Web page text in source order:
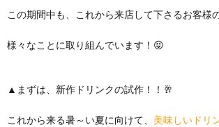
この期間中も、これから来店して下さるお客様
様々なことに取り組んでいます！😝
▲まずは、新作ドリンクの試作！！🥂
これから来る暑～い夏に向けて、 美味しいドリ